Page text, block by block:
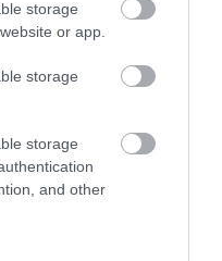
storage
or app.
storage
storage
and other